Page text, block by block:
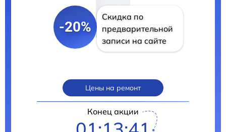
-20%
Скидка по
предварительной
записи на сайте
Цены на ремонт
Конец акции